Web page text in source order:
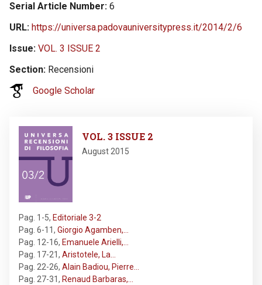
Serial Article Number 6
URL https://universa.padovauniversitypress.it/2014/2/6
Issue VOL. 3 ISSUE 2
Section Recensioni
Google Scholar
VOL. 3 ISSUE 2
August 2015
Pag. 1-5, Editoriale 3-2
Pag. 6-11, Giorgio Agamben,…
Pag. 12-16, Emanuele Arielli,…
Pag. 17-21, Aristotele, La…
Pag. 22-26, Alain Badiou, Pierre…
Pag. 27-31, Renaud Barbaras,…